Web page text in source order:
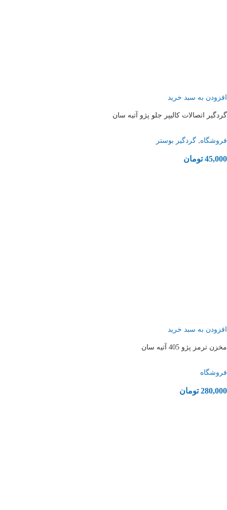
افزودن به سبد خرید
گردگیر اتصالات کالیپر جلو پژو آتیه سان
فروشگاه, گردگیر بوستر
45,000 تومان
افزودن به سبد خرید
مخزن ترمز پژو 405 آتیه سان
فروشگاه
280,000 تومان